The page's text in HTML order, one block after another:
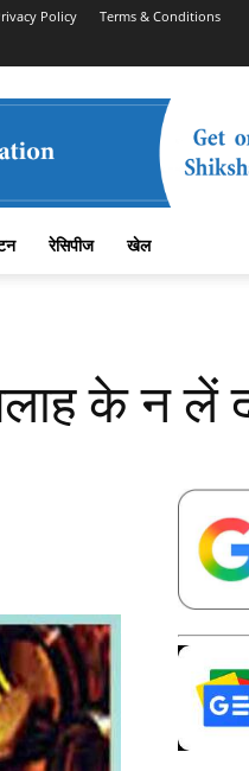
Policy Terms & Conditions
रेसिपीज खेल
के न लें